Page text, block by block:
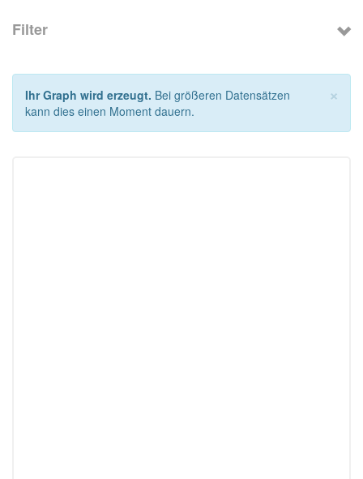
Filter
×
Ihr Graph wird erzeugt. Bei größeren Datensätzen
kann dies einen Moment dauern.